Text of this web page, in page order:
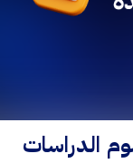
الدراسات